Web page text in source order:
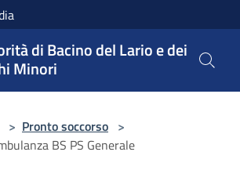
di Bacino del Lario e dei
Minori
> Pronto soccorso >
BS PS Generale